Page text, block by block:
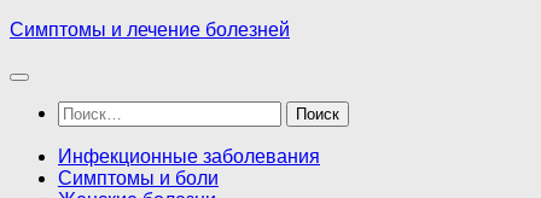
Перейти
содержимому
Симптомы и лечение болезней
Найти:
Инфекционные заболевания
Симптомы и боли